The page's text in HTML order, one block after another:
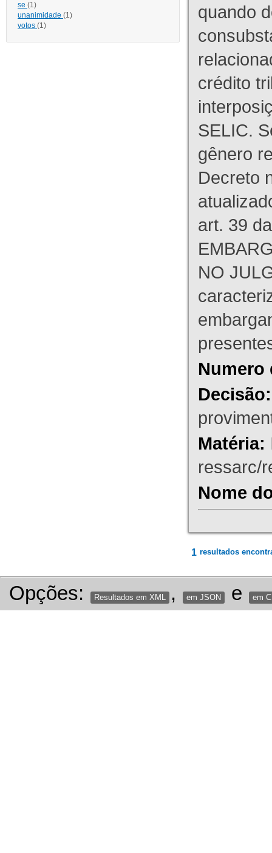
se (1)
unanimidade (1)
votos (1)
quando
crédito
SELIC.
gênero
Decreto
art. 39
NO
Numero
Decisão:
Matéria:
ressarc/
Nome
1 resultados
Opções: Resultados em XML , em JSON e em